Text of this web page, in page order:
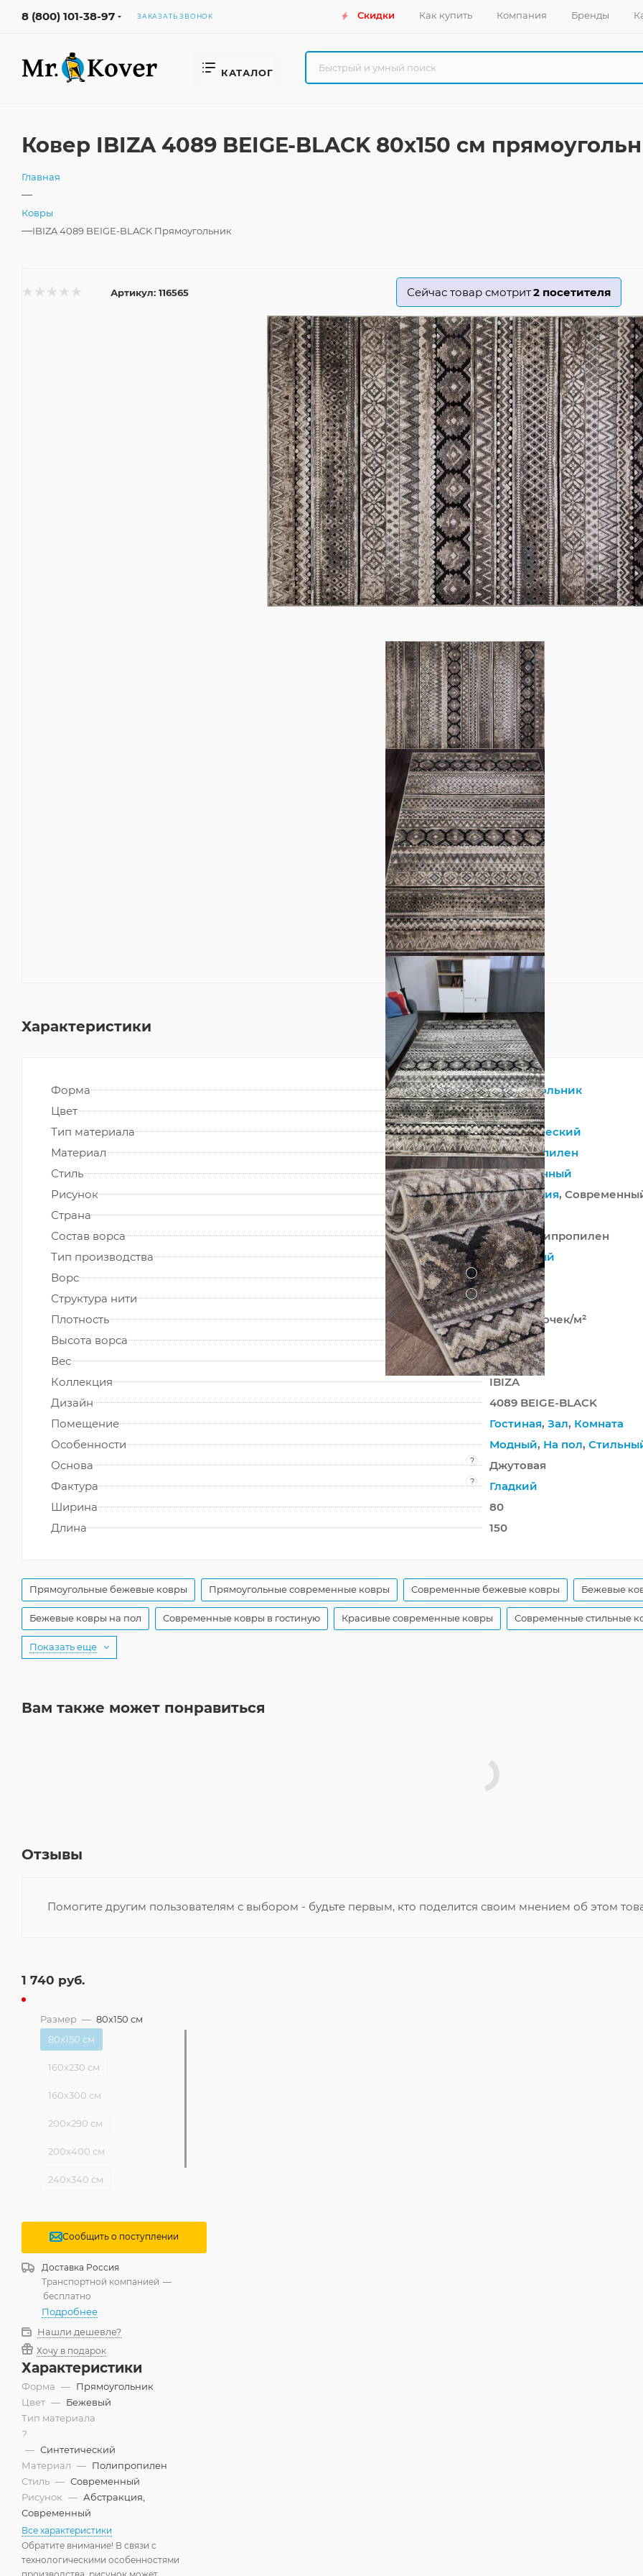
8 (800) 101-38-97 ЗАКАЗАТЬ ЗВОНОК Скидки Как купить Компания Бренды
КАТАЛОГ
Ковер IBIZA 4089 BEIGE-BLACK 80x150 см
Главная
—
Ковры
—IBIZA 4089 BEIGE-BLACK Прямоугольник
Артикул: 116565 Сейчас товар смотрит2 посетителя
Характеристики
Форма
Прямоугольник
Цвет
Бежевый
Тип материала
?
Синтетический
Материал
Полипропилен
Стиль
Современный
Рисунок
Абстракция,
Страна
Россия
Состав ворса
100% Полипропилен
Тип производства
Машинный
Ворс
?
Средний
Структура нити
?
Фризе
Плотность
224 000 точек/м²
Высота ворса
11 мм
Вес
2196 г/м²
Коллекция
IBIZA
Дизайн
4089 BEIGE-BLACK
Помещение
Гостиная, Зал, Комната
Особенности
Модный, На пол,
Основа
?
Джутовая
Фактура
?
Гладкий
Ширина
80
Длина
150
Прямоугольные бежевые ковры Прямоугольные современные ковры Современные бежевые ковры Бежевые
Бежевые ковры на пол Современные ковры в гостиную Красивые современные ковры Современные стильные
Показать еще
Вам также может понравиться
Отзывы
Помогите другим пользователям с выбором - будьте первым, кто поделится своим мнением об этом
1 740 руб.
Размер — 80x150 см
80x150 см
160x230 см
160x300 см
200x290 см
200x400 см
240x340 см
Сообщить о поступлении
Доставка Россия
Транспортной компанией —
бесплатно
Подробнее
Нашли дешевле?
Хочу в подарок
Характеристики
Форма — Прямоугольник
Цвет — Бежевый
Тип материала
?
— Синтетический
Материал — Полипропилен
Стиль — Современный
Рисунок — Абстракция,
Современный
Все характеристики
Обратите внимание! В связи с
технологическими особенностями